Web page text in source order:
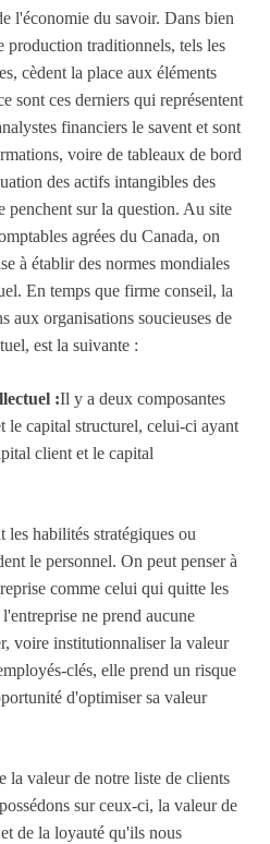
l'économie du savoir. Dans bien
production traditionnels, tels les
cèdent la place aux éléments
sont ces derniers qui représentent
financiers le savent et sont
voire de tableaux de bord
des actifs intangibles des
penchent sur la question. Au site
agrées du Canada, on
à établir des normes mondiales
En temps que firme conseil, la
aux organisations soucieuses de
est la suivante :
:Il y a deux composantes
le capital structurel, celui-ci ayant
client et le capital
les habilités stratégiques ou
le personnel. On peut penser à
comme celui qui quitte les
ne prend aucune
voire institutionnaliser la valeur
clés, elle prend un risque
d'optimiser sa valeur
la valeur de notre liste de clients
sur ceux-ci, la valeur de
de la loyauté qu'ils nous